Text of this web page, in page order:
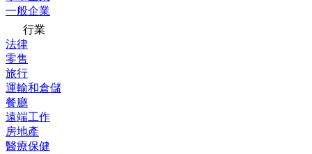
一般企業
行業
法律
零售
旅行
運輸和倉儲
餐廳
遠端工作
房地產
醫療保健